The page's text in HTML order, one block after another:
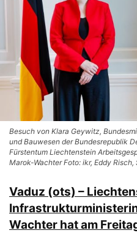
Besuch von Klara Geywitz,
und Bauwesen der Bundesrepublik
Fürstentum Liechtenstein
Marok-Wachter Foto: ikr, Eddy Risch,
Vaduz (ots) –
Wachter hat am